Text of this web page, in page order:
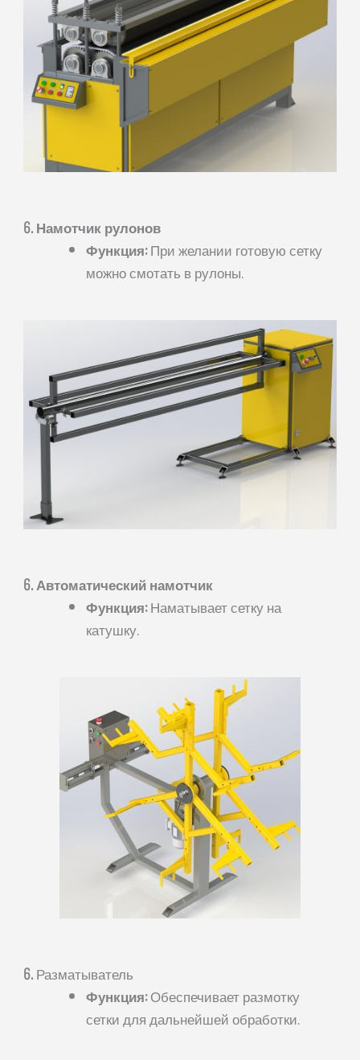
6. Намотчик рулонов
Функция:При желании готовую сетку
можно смотать в рулоны.
6. Автоматический намотчик
Функция:Наматывает сетку на
катушку.
6.Разматыватель
Функция:Обеспечивает размотку
сетки для дальнейшей обработки.